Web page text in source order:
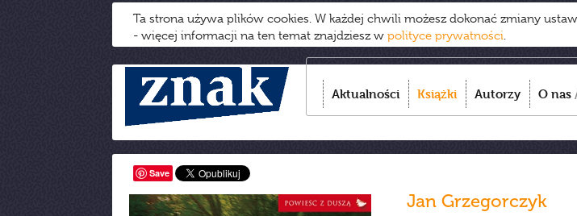
Ta strona używa plików cookies. W każdej chwili możesz dokonać zmiany
- więcej informacji na ten temat znajdziesz w polityce prywatności.
Aktualności Książki Autorzy O nas
Save
Jan Grzegorczyk